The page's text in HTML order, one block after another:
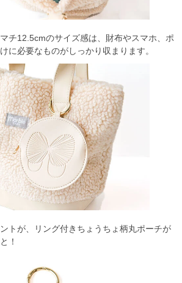
チ12.5cmのサイズ感は、財布やスマホ、ポ
に必要なものがしっかり収まります。
トが、リング付きちょうちょ柄丸ポーチが
！